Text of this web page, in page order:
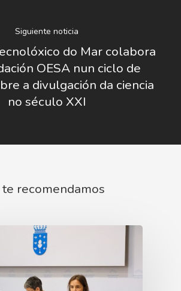
Siguiente noticia
do Mar colabora
OESA nun ciclo de
a divulgación da ciencia
no século XXI
recomendamos
Logo CETMAR
Licitaciones
Gobierno
Plan De Igualdad